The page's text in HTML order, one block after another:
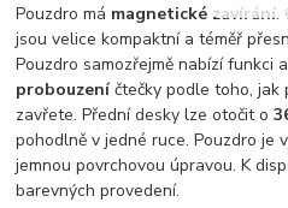
Pouzdro má magnetické zavírání.
jsou velice kompaktní a téměř
Pouzdro samozřejmě nabízí funkci
probouzeníčtečky podle toho, jak
zavřete. Přední desky lze otočit o
pohodlně v jedné ruce. Pouzdro je v
jemnou povrchovou úpravou. K
barevných provedení.